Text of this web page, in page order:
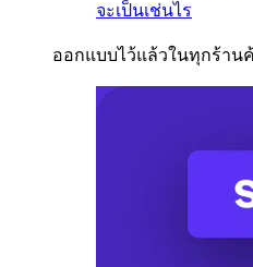
จะเป็นเช่นไร
ออกแบบไว้แล้วในทุกร้าน